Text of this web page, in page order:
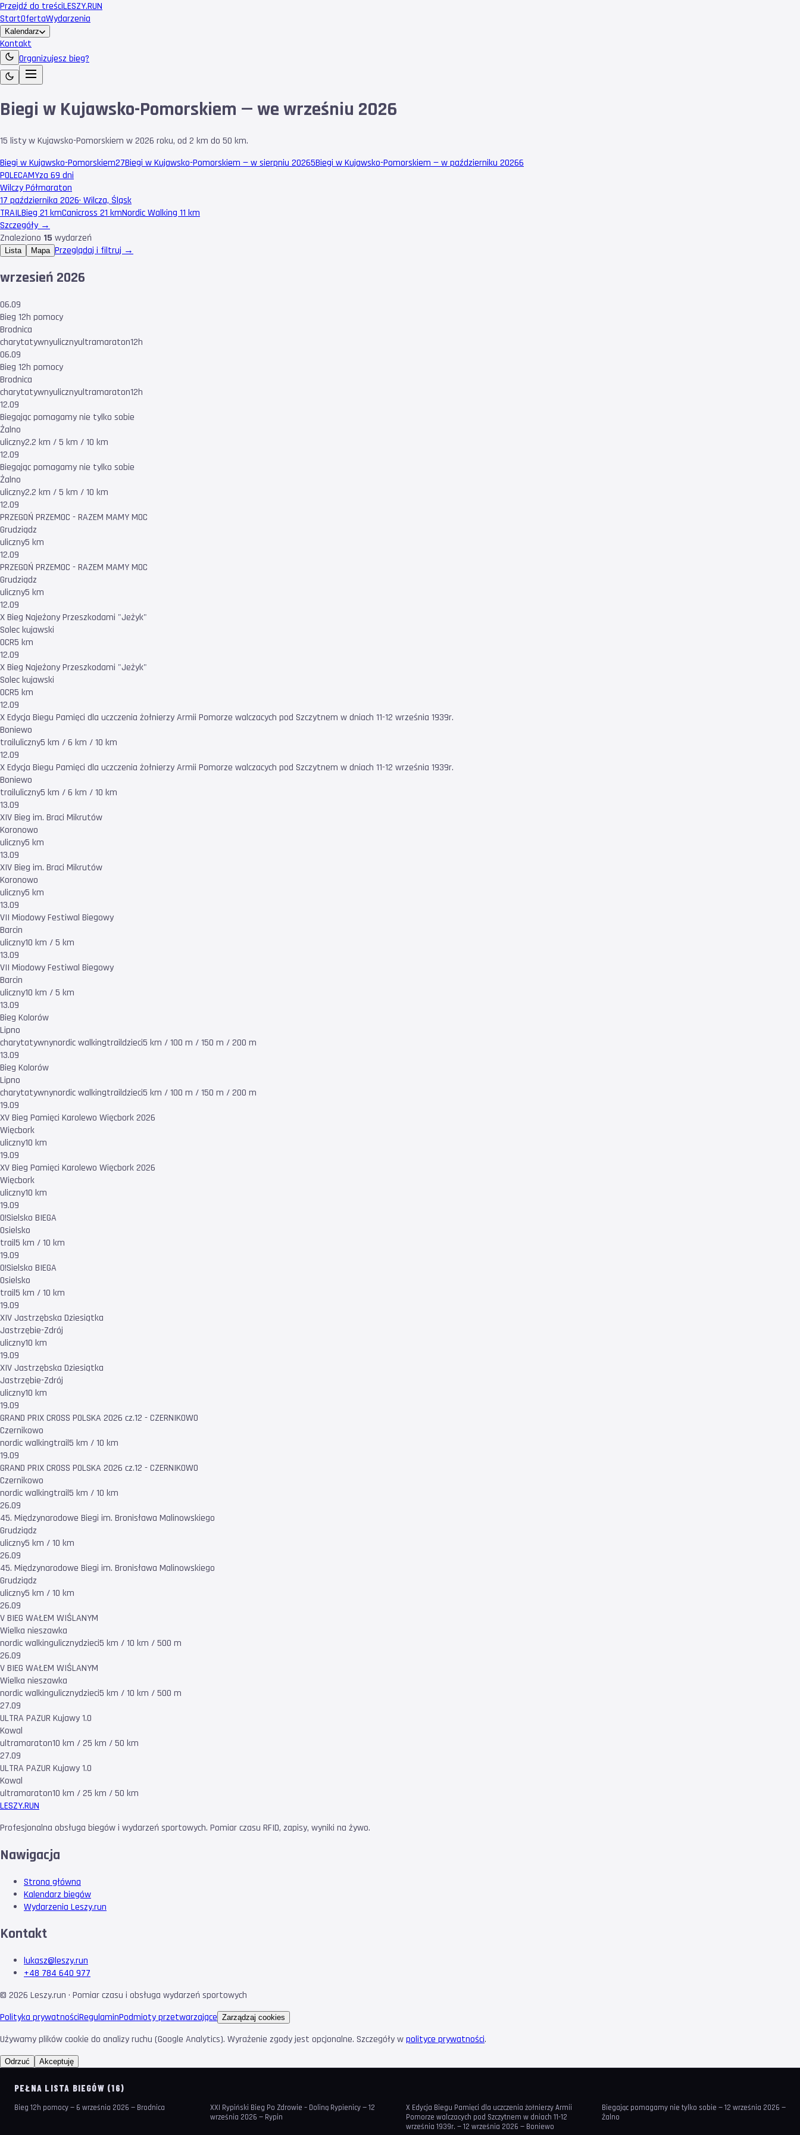
Przejdź do treściLESZY.RUN
StartOfertaWydarzenia
Kalendarz
Kontakt
Organizujesz bieg?
Biegi w Kujawsko-Pomorskiem — we wrześniu 2026
15 listy w Kujawsko-Pomorskiem w 2026 roku, od 2 km do 50 km.
Biegi w Kujawsko-Pomorskiem27Biegi w Kujawsko-Pomorskiem — w sierpniu 20265Biegi w Kujawsko-Pomorskiem — w październiku 20266
POLECAMYza 69 dni
Wilczy Półmaraton
17 października 2026· Wilcza, Śląsk
TRAILBieg 21 kmCanicross 21 kmNordic Walking 11 km
Szczegóły →
Znaleziono 15 wydarzeń
Lista Mapa Przeglądaj i filtruj →
wrzesień 2026
06.09
Bieg 12h pomocy
Brodnica
charytatywnyulicznyultramaraton12h
06.09
Bieg 12h pomocy
Brodnica
charytatywnyulicznyultramaraton12h
12.09
Biegając pomagamy nie tylko sobie
Żalno
uliczny2.2 km / 5 km / 10 km
12.09
Biegając pomagamy nie tylko sobie
Żalno
uliczny2.2 km / 5 km / 10 km
12.09
PRZEGOŃ PRZEMOC - RAZEM MAMY MOC
Grudziądz
uliczny5 km
12.09
PRZEGOŃ PRZEMOC - RAZEM MAMY MOC
Grudziądz
uliczny5 km
12.09
X Bieg Najeżony Przeszkodami "Jeżyk"
Solec kujawski
OCR5 km
12.09
X Bieg Najeżony Przeszkodami "Jeżyk"
Solec kujawski
OCR5 km
12.09
X Edycja Biegu Pamięci dla uczczenia żołnierzy Armii Pomorze walczacych pod Szczytnem w dniach 11-12 września 1939r.
Boniewo
trailuliczny5 km / 6 km / 10 km
12.09
X Edycja Biegu Pamięci dla uczczenia żołnierzy Armii Pomorze walczacych pod Szczytnem w dniach 11-12 września 1939r.
Boniewo
trailuliczny5 km / 6 km / 10 km
13.09
XIV Bieg im. Braci Mikrutów
Koronowo
uliczny5 km
13.09
XIV Bieg im. Braci Mikrutów
Koronowo
uliczny5 km
13.09
VII Miodowy Festiwal Biegowy
Barcin
uliczny10 km / 5 km
13.09
VII Miodowy Festiwal Biegowy
Barcin
uliczny10 km / 5 km
13.09
Bieg Kolorów
Lipno
charytatywnynordic walkingtraildzieci5 km / 100 m / 150 m / 200 m
13.09
Bieg Kolorów
Lipno
charytatywnynordic walkingtraildzieci5 km / 100 m / 150 m / 200 m
19.09
XV Bieg Pamięci Karolewo Więcbork 2026
Więcbork
uliczny10 km
19.09
XV Bieg Pamięci Karolewo Więcbork 2026
Więcbork
uliczny10 km
19.09
O!Sielsko BIEGA
Osielsko
trail5 km / 10 km
19.09
O!Sielsko BIEGA
Osielsko
trail5 km / 10 km
19.09
XIV Jastrzębska Dziesiątka
Jastrzębie-Zdrój
uliczny10 km
19.09
XIV Jastrzębska Dziesiątka
Jastrzębie-Zdrój
uliczny10 km
19.09
GRAND PRIX CROSS POLSKA 2026 cz.12 - CZERNIKOWO
Czernikowo
nordic walkingtrail5 km / 10 km
19.09
GRAND PRIX CROSS POLSKA 2026 cz.12 - CZERNIKOWO
Czernikowo
nordic walkingtrail5 km / 10 km
26.09
45. Międzynarodowe Biegi im. Bronisława Malinowskiego
Grudziądz
uliczny5 km / 10 km
26.09
45. Międzynarodowe Biegi im. Bronisława Malinowskiego
Grudziądz
uliczny5 km / 10 km
26.09
V BIEG WAŁEM WIŚLANYM
Wielka nieszawka
nordic walkingulicznydzieci5 km / 10 km / 500 m
26.09
V BIEG WAŁEM WIŚLANYM
Wielka nieszawka
nordic walkingulicznydzieci5 km / 10 km / 500 m
27.09
ULTRA PAZUR Kujawy 1.0
Kowal
ultramaraton10 km / 25 km / 50 km
27.09
ULTRA PAZUR Kujawy 1.0
Kowal
ultramaraton10 km / 25 km / 50 km
LESZY.RUN
Profesjonalna obsługa biegów i wydarzeń sportowych. Pomiar czasu RFID, zapisy, wyniki na żywo.
Nawigacja
Strona główna
Kalendarz biegów
Wydarzenia Leszy.run
Kontakt
lukasz@leszy.run
+48 784 640 977
© 2026 Leszy.run · Pomiar czasu i obsługa wydarzeń sportowych
Polityka prywatnościRegulaminPodmioty przetwarzające Zarządzaj cookies
Używamy plików cookie do analizy ruchu (Google Analytics). Wyrażenie zgody jest opcjonalne. Szczegóły wpolityce prywatności.
Odrzuć Akceptuję
PEŁNA LISTA BIEGÓW (16)
Bieg 12h pomocy — 6 września 2026 — Brodnica
XXI Rypiński Bieg Po Zdrowie – Doliną Rypienicy — 12
września 2026 — Rypin
X Edycja Biegu Pamięci dla uczczenia żołnierzy Armii
Pomorze walczacych pod Szczytnem w dniach 11-12
września 1939r. — 12 września 2026 — Boniewo
Biegając pomagamy nie tylko sobie — 12 września 2026 —
Żalno